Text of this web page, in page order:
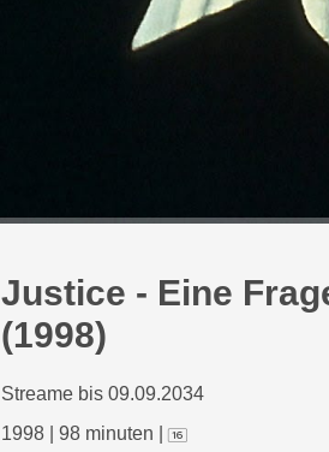
Justice - Eine
(1998)
Streame bis 09.09.2034
1998
98 minuten